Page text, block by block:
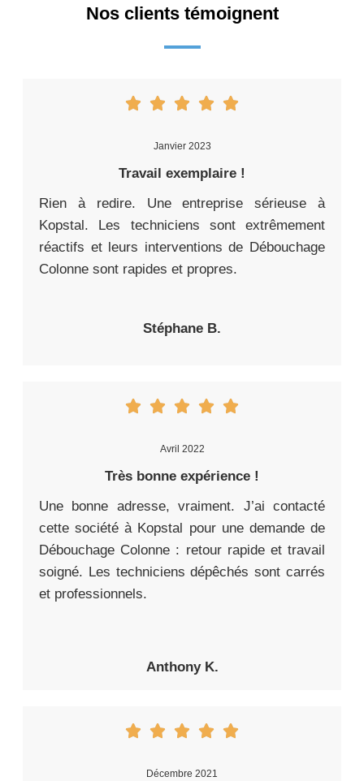
Nos clients témoignent
Janvier 2023
Travail exemplaire !
Rien à redire. Une entreprise sérieuse à
Kopstal. Les techniciens sont extrêmement
réactifs et leurs interventions de Débouchage
Colonne sont rapides et propres.
Stéphane B.
Avril 2022
Très bonne expérience !
Une bonne adresse, vraiment. J’ai contacté
cette société à Kopstal pour une demande de
Débouchage Colonne : retour rapide et travail
soigné. Les techniciens dépêchés sont carrés
et professionnels.
Anthony K.
Décembre 2021